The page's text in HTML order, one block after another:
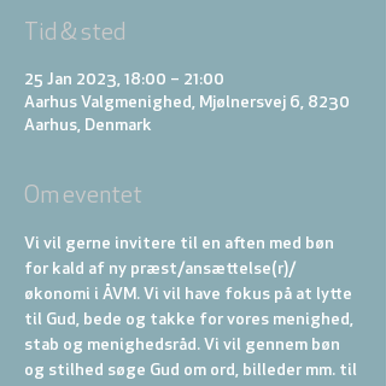
Tid & sted
25 Jan 2023, 18:00 – 21:00
Aarhus Valgmenighed, Mjølnersvej 6, 8230
Aarhus, Denmark
Om eventet
Vi vil gerne invitere til en aften med bøn
for kald af ny præst/ansættelse(r)/
økonomi i ÅVM. Vi vil have fokus på at lytte
til Gud, bede og takke for vores menighed,
stab og menighedsråd. Vi vil gennem bøn
og stilhed søge Gud om ord, billeder mm. til